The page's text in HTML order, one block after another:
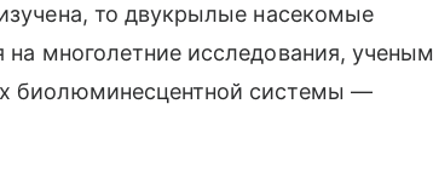
то двукрылые насекомые
многолетние исследования, ученым
биолюминесцентной системы —